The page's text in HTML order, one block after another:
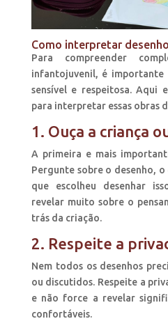
Como interpretar
Para compreender
infantojuvenil, é importante
sensível e respeitosa. Aqui
para interpretar essas obras
1. Ouça a criança
A primeira e mais
Pergunte sobre o desenho,
que escolheu desenhar
revelar muito sobre o
trás da criação.
2. Respeite a
Nem todos os desenhos
ou discutidos. Respeite a
e não force a revelar
confortáveis.